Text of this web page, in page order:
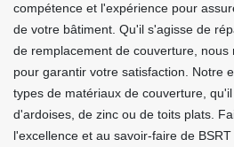
compétence et l'expérience pour
de votre bâtiment. Qu'il s'agisse de
de remplacement de couverture,
pour garantir votre satisfaction. Notre
types de matériaux de couverture, qu'il
d'ardoises, de zinc ou de toits plats.
l'excellence et au savoir-faire de